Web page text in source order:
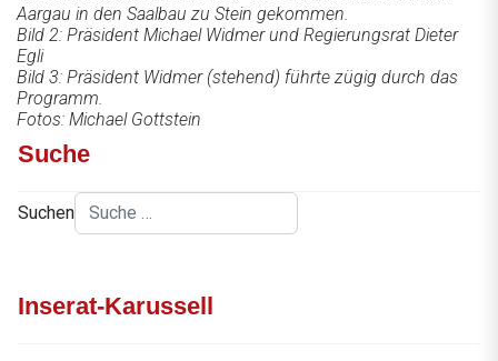
Aargau in den Saalbau zu Stein gekommen.
Bild 2: Präsident Michael Widmer und Regierungsrat Dieter
Egli
Bild 3: Präsident Widmer (stehend) führte zügig durch das
Programm.
Fotos: Michael Gottstein
Suche
Suchen
Inserat-Karussell